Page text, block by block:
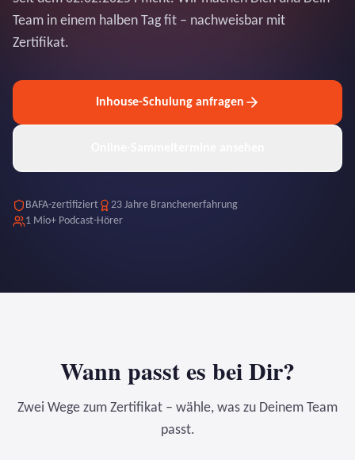
Team in einem halben Tag fit – nachweisbar mit
Zertifikat.
Inhouse-Schulung anfragen
BAFA-zertifiziert
23 Jahre Branchenerfahrung
1 Mio+ Podcast-Hörer
Wann passt es bei Dir?
Zwei Wege zum Zertifikat – wähle, was zu Deinem Team
passt.